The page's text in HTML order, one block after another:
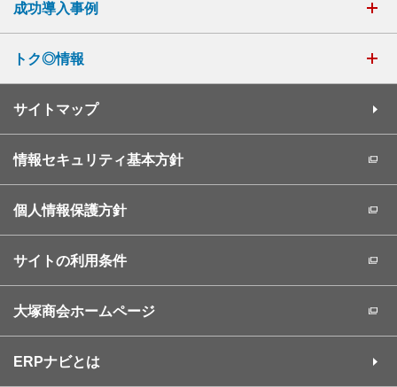
成功導入事例
トク◎情報
サイトマップ
情報セキュリティ基本方針
個人情報保護方針
サイトの利用条件
大塚商会ホームページ
ERPナビとは